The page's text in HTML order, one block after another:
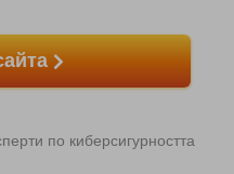
по киберсигурността